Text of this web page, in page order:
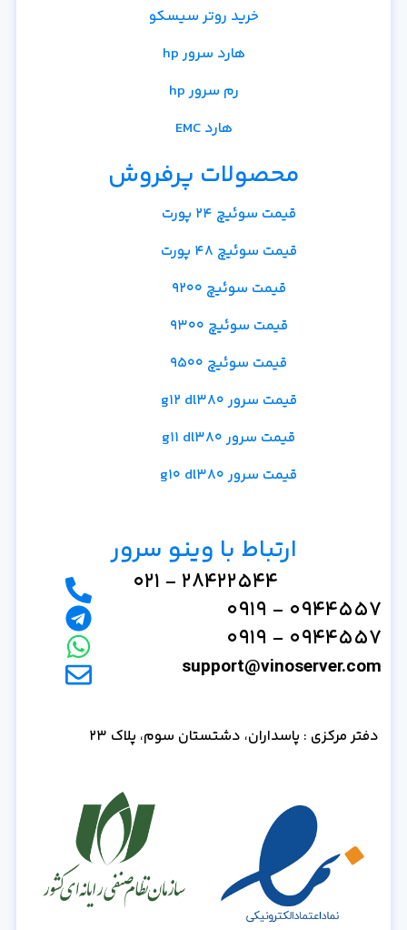
خرید روتر سیسکو
هارد سرور hp
رم سرور hp
هارد EMC
محصولات پرفروش
قیمت سوئیچ 24 پورت
قیمت سوئیچ 48 پورت
قیمت سوئیچ 9200
قیمت سوئیچ 9300
قیمت سوئیچ 9500
قیمت سرور g12 dl380
قیمت سرور g11 dl380
قیمت سرور g10 dl380
ارتباط با وینو سرور
28422544 - 021
0944557 - 0919
0944557 - 0919
support@vinoserver.com
دفتر مرکزی : پاسداران، دشتستان سوم، پلاک 23